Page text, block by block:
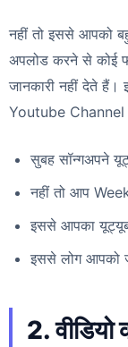
नहीं तो इससे आपको
अपलोड करने से कोई
जानकारी नहीं देते हैं।
Youtube
सुबह सॉन्गअपने
नहीं तो आप
इससे आपका
इससे लोग आपको
2.